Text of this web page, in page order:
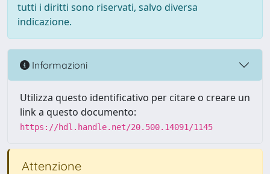
tutti i diritti sono riservati, salvo diversa
indicazione.
Informazioni
Utilizza questo identificativo per citare o creare un
link a questo documento:
https://hdl.handle.net/20.500.14091/1145
Attenzione